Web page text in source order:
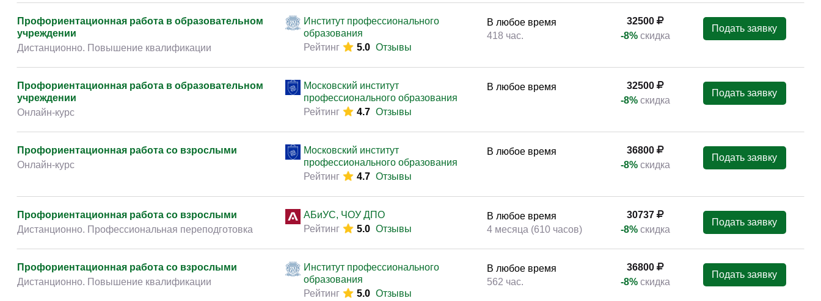
Творчество и контент (76)
Детские / подростковые (151)
Рабочие специальности (132)
Прочее (2862)
w ... (233)
Законодательство и право (291)
Логистика и снабжение (250)
ВЭД / таможня (113)
Делопроизводство / секретариат / АХО (131)
Безопасность (205)
Тренинги для тренеров (85)
Профориентационная работа в образовательном
учреждении
Дистанционно. Повышение квалификации
Институт профессионального
образования
Рейтинг
5.0 Отзывы
В любое время
418 час.
32500
-8% скидка
Подать заявку
Профориентационная работа в образовательном
учреждении
Онлайн-курс
Московский институт
профессионального образования
Рейтинг
4.7 Отзывы
В любое время
32500
-8% скидка
Подать заявку
Профориентационная работа со взрослыми
Онлайн-курс
Московский институт
профессионального образования
Рейтинг
4.7 Отзывы
В любое время
36800
-8% скидка
Подать заявку
Профориентационная работа со взрослыми
Дистанционно. Профессиональная переподготовка
АБиУС, ЧОУ ДПО
Рейтинг
5.0 Отзывы
В любое время
4 месяца (610 часов)
30737
-8% скидка
Подать заявку
Профориентационная работа со взрослыми
Дистанционно. Повышение квалификации
Институт профессионального
образования
Рейтинг
5.0 Отзывы
В любое время
562 час.
36800
-8% скидка
Подать заявку